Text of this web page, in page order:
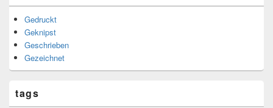
Gedruckt
Geknipst
Geschrieben
Gezeichnet
tags